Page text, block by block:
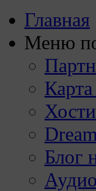
Главная
Меню
Блог